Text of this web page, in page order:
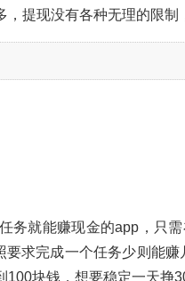
提现没有各种无理的限制
务就能赚现金的app，只
求完成一个任务少则能
块钱，想要稳定一天挣